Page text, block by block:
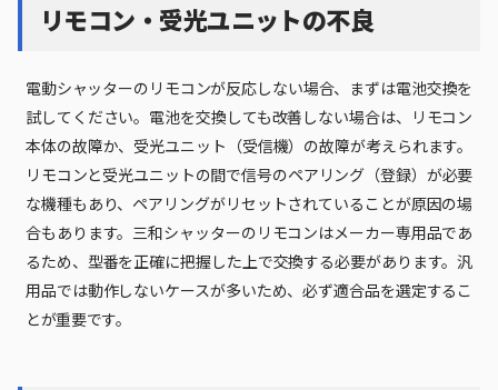
リモコン・受光ユニットの不良
電動シャッターのリモコンが反応しない場合、まずは電池交換を
試してください。電池を交換しても改善しない場合は、リモコン
本体の故障か、受光ユニット（受信機）の故障が考えられます。
リモコンと受光ユニットの間で信号のペアリング（登録）が必要
な機種もあり、ペアリングがリセットされていることが原因の場
合もあります。三和シャッターのリモコンはメーカー専用品であ
るため、型番を正確に把握した上で交換する必要があります。汎
用品では動作しないケースが多いため、必ず適合品を選定するこ
とが重要です。